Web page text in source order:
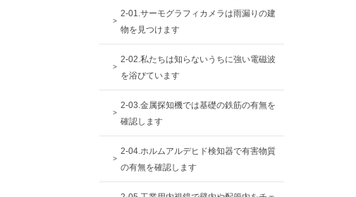
2-01.サーモグラフィカメラは雨漏りの建
物を見つけます
2-02.私たちは知らないうちに強い電磁波
を浴びています
2-03.金属探知機では基礎の鉄筋の有無を
確認します
2-04.ホルムアルデヒド検知器で有害物質
の有無を確認します